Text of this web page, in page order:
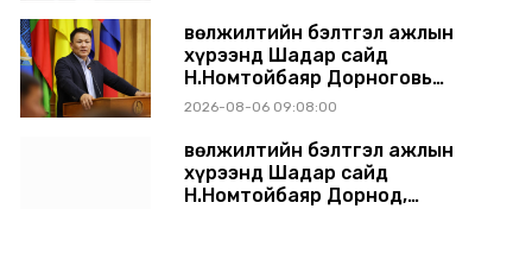
Өвөлжилтийн бэлтгэл ажлын
хүрээнд Шадар сайд
Н.Номтойбаяр Дорноговь
аймагт ажиллав
2026-08-06 09:08:00
Өвөлжилтийн бэлтгэл ажлын
хүрээнд Шадар сайд
Н.Номтойбаяр Дорнод,